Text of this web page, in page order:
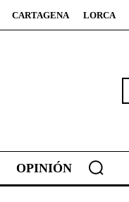
CARTAGENA LORCA
OPINIÓN